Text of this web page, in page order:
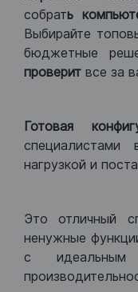
собрать
Выбирайте
бюджетные
проверит все за
Готовая
специалистами
нагрузкой и
Это отличный
ненужные
с